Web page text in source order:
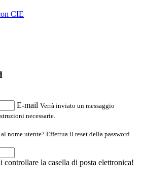
CIE
E-mail Verrà inviato un messaggio
necessarie.
nome utente? Effettua il reset della password
controllare la casella di posta elettronica!